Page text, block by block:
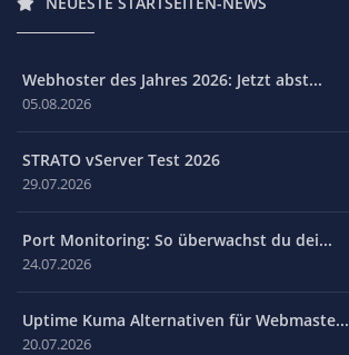
Webhoster des Jahres 2026: Jetzt abst...
05.08.2026
STRATO vServer Test 2026
29.07.2026
Port Monitoring: So überwachst du dei...
24.07.2026
Uptime Kuma Alternativen für Webmaste...
20.07.2026